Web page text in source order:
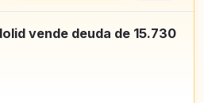
vende deuda de 15.730